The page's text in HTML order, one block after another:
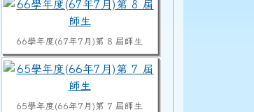
66學年度(67年7月)第 8 屆師生
65學年度(66年7月)第 7 屆師生